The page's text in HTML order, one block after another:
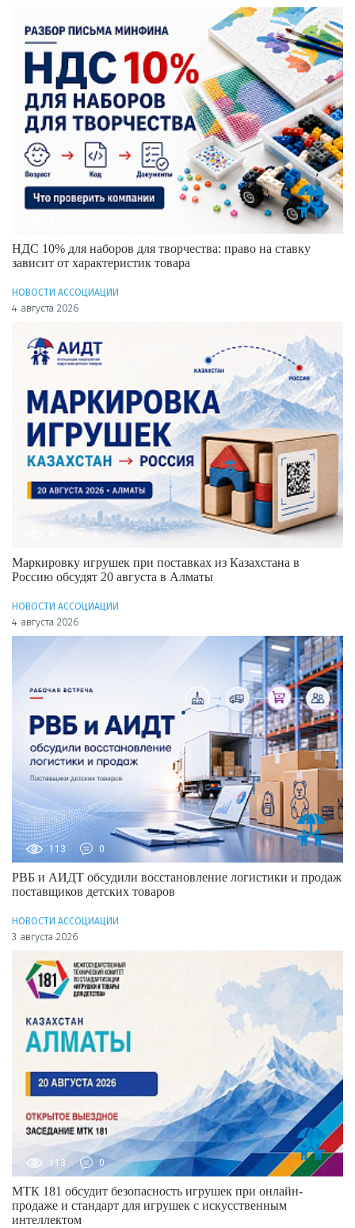
НДС 10% для наборов для творчества: право на ставку
зависит от характеристик товара
НОВОСТИ АССОЦИАЦИИ
4 августа 2026
0
Маркировку игрушек при поставках из Казахстана в
Россию обсудят 20 августа в Алматы
НОВОСТИ АССОЦИАЦИИ
4 августа 2026
113 0
РВБ и АИДТ обсудили восстановление логистики и продаж
поставщиков детских товаров
НОВОСТИ АССОЦИАЦИИ
3 августа 2026
113 0
МТК 181 обсудит безопасность игрушек при онлайн-
продаже и стандарт для игрушек с искусственным
интеллектом